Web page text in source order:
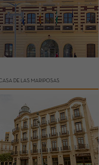
DE LAS MARIPOSAS